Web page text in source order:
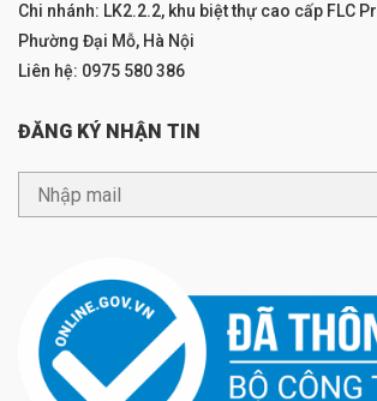
Chi nhánh: LK2.2.2, khu biệt thự cao cấp FLC
Phường Đại Mỗ, Hà Nội
Liên hệ: 0975 580 386
ĐĂNG KÝ NHẬN TIN